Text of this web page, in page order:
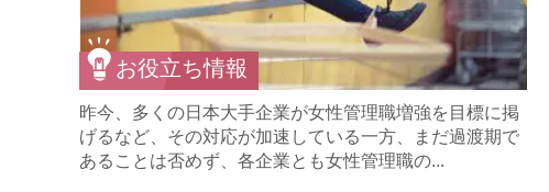
お役立ち情報
昨今、多くの日本大手企業が女性管理職増強を目標に掲
げるなど、その対応が加速している一方、まだ過渡期で
あることは否めず、各企業とも女性管理職の...